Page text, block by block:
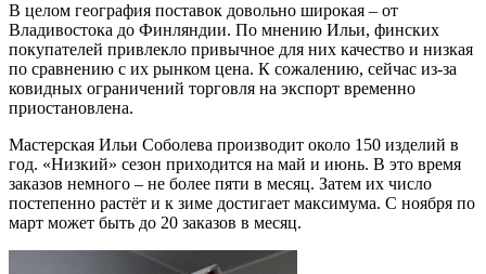
В целом география поставок довольно широкая – от
Владивостока до Финляндии. По мнению Ильи, финских
покупателей привлекло привычное для них качество и низкая
по сравнению с их рынком цена. К сожалению, сейчас из-за
ковидных ограничений торговля на экспорт временно
приостановлена.
Мастерская Ильи Соболева производит около 150 изделий в
год. «Низкий» сезон приходится на май и июнь. В это время
заказов немного – не более пяти в месяц. Затем их число
постепенно растёт и к зиме достигает максимума. С ноября по
март может быть до 20 заказов в месяц.